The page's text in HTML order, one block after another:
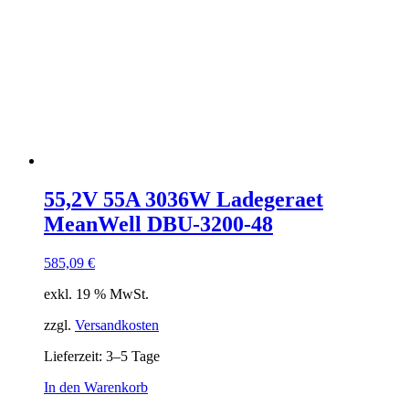
55,2V 55A 3036W Ladegeraet
MeanWell DBU-3200-48
585,09 €
exkl. 19 % MwSt.
zzgl. Versandkosten
Lieferzeit: 3–5 Tage
In den Warenkorb